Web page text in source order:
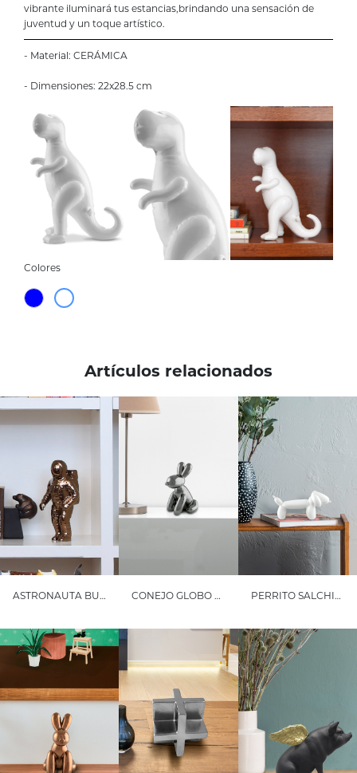
Artículos relacionados
ASTRONAUTA BUZZ CONEJO GLOBO FÉLIX PERRITO SALCHICHA BRUNO
vibrante iluminará tus estancias,brindando una sensación de
juventud y un toque artístico.
- Material: CERÁMICA
- Dimensiones: 22x28.5 cm
Colores